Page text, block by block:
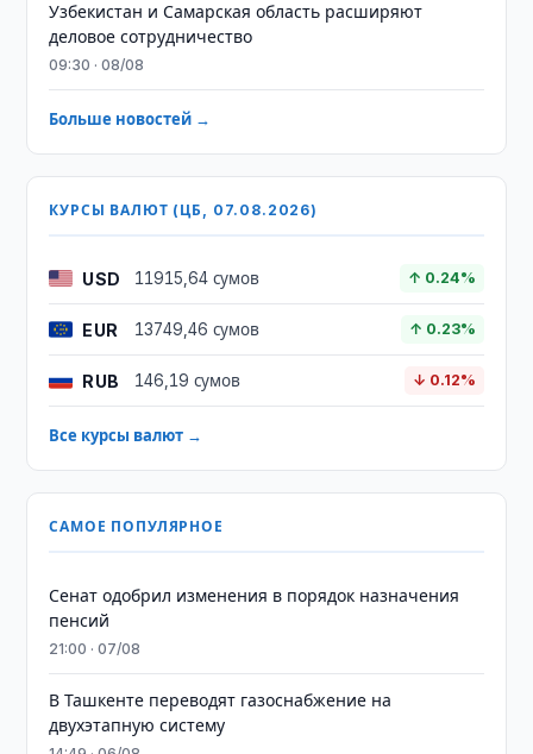
Узбекистан и Самарская область расширяют
деловое сотрудничество
09:30 · 08/08
Больше новостей →
КУРСЫ ВАЛЮТ (ЦБ, 07.08.2026)
USD 11915,64 сумов ↑ 0.24%
EUR 13749,46 сумов ↑ 0.23%
RUB 146,19 сумов ↓ 0.12%
Все курсы валют →
САМОЕ ПОПУЛЯРНОЕ
Сенат одобрил изменения в порядок назначения
пенсий
21:00 · 07/08
В Ташкенте переводят газоснабжение на
двухэтапную систему